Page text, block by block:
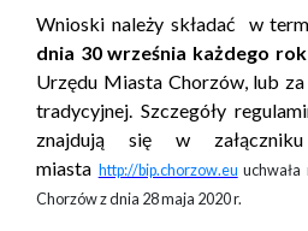
Wnioski należy składać w
dnia 30 września każdego
Urzędu Miasta Chorzów, lub
tradycyjnej. Szczegóły
znajdują się w
miasta http://bip.chorzow.eu
Chorzów z dnia 28 maja 2020 r.